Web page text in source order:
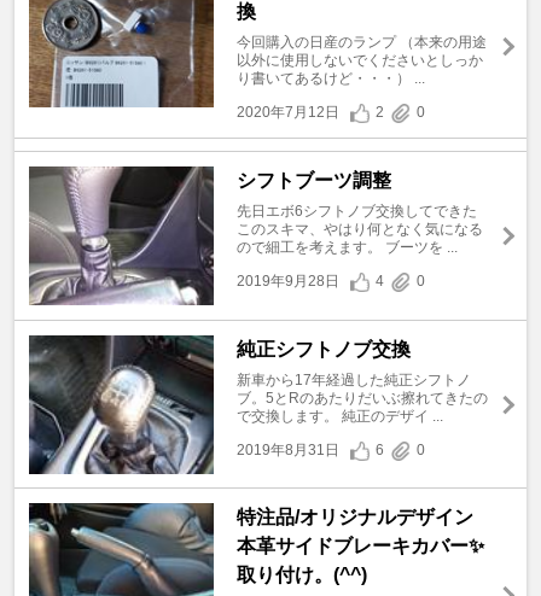
換
今回購入の日産のランプ （本来の用途
以外に使用しないでくださいとしっか
り書いてあるけど・・・） ...
2020年7月12日
2 0
シフトブーツ調整
先日エボ6シフトノブ交換してできた
このスキマ、やはり何となく気になる
ので細工を考えます。 ブーツを ...
2019年9月28日
4 0
純正シフトノブ交換
新車から17年経過した純正シフトノ
ブ。5とRのあたりだいぶ擦れてきたの
で交換します。 純正のデザイ ...
2019年8月31日
6 0
特注品/オリジナルデザイン
本革サイドブレーキカバー✨
取り付け。(^^)